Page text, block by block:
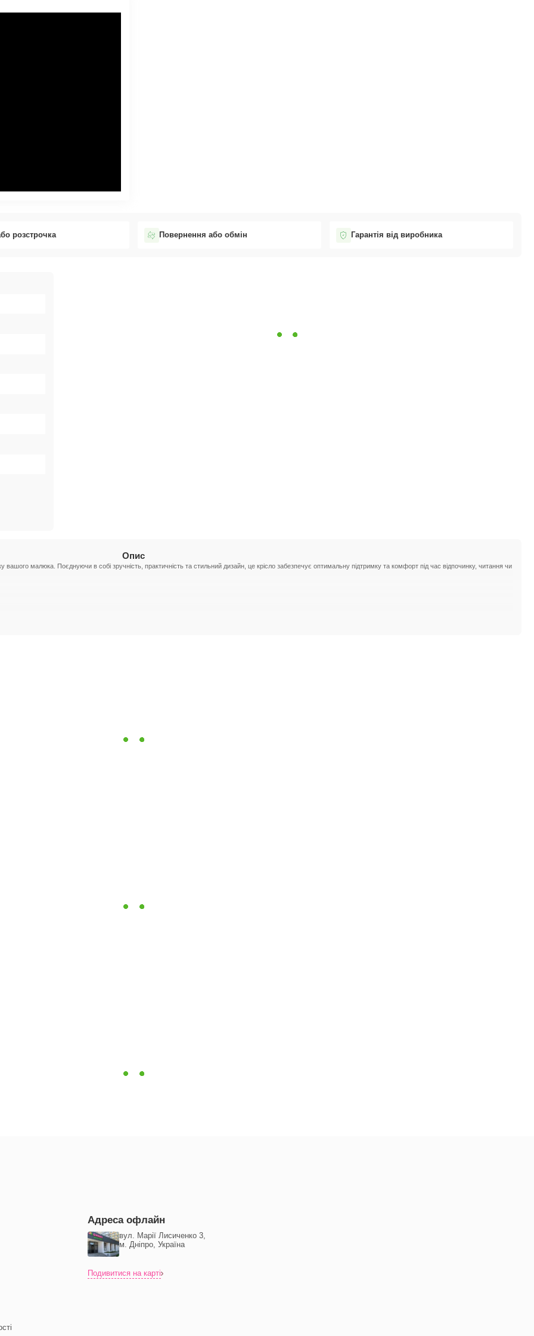
розстрочка Повернення або обмін Гарантія від виробника
Опис
вашого малюка. Поєднуючи в собі зручність, практичність та стильний дизайн, це крісло забезпечує оптимальну підтримку та комфорт під час відпочинку, читання чи
на дотик.
Адреса офлайн
вул. Марії Лисиченко 3,
м. Дніпро, Україна
Подивитися на карті